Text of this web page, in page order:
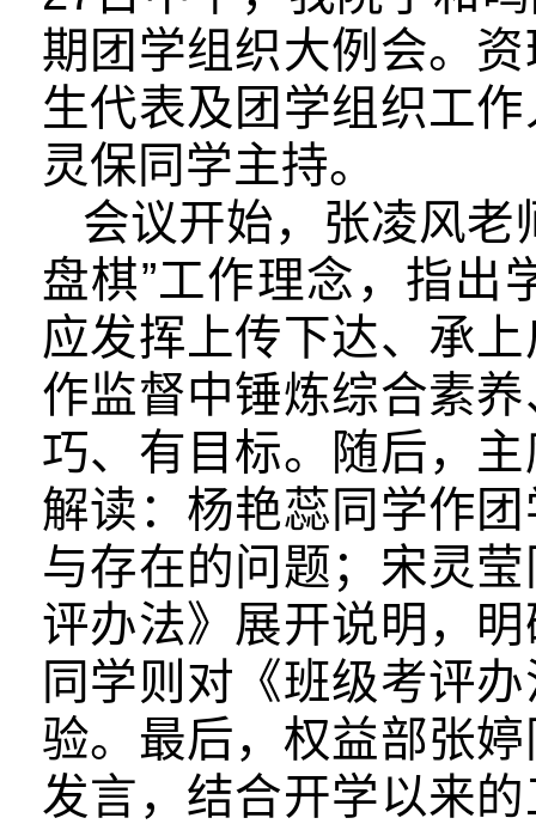
期团学组织大例会。
生代表及团学组织工
灵保同学主持。
会议开始，张凌风老
盘棋”工作理念，指出
应发挥上传下达、承
作监督中锤炼综合素
巧、有目标。随后，
解读：杨艳蕊同学作
与存在的问题；宋灵
评办法》展开说明，
同学则对《班级考评
验。最后，权益部张
发言，结合开学以来